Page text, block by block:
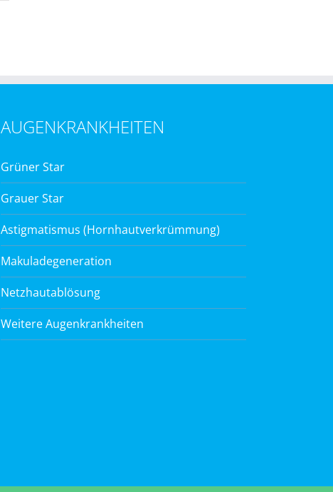
AUGENKRANKHEITEN
Grüner Star
Grauer Star
Astigmatismus (Hornhautverkrümmung)
Makuladegeneration
Netzhautablösung
Weitere Augenkrankheiten